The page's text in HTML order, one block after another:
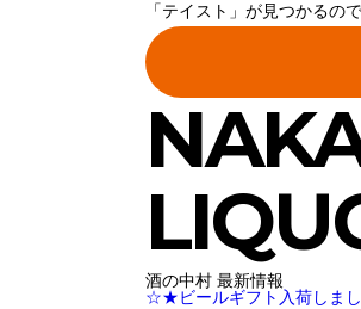
「テイスト」が見つかるの
酒の中村 最新情報
☆★ビールギフト入荷しま